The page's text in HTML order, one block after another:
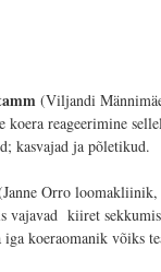
(Viljandi
koera reageerimine
kasvajad ja põletikud.
Orro
vajavad kiiret
koeraomanik võiks